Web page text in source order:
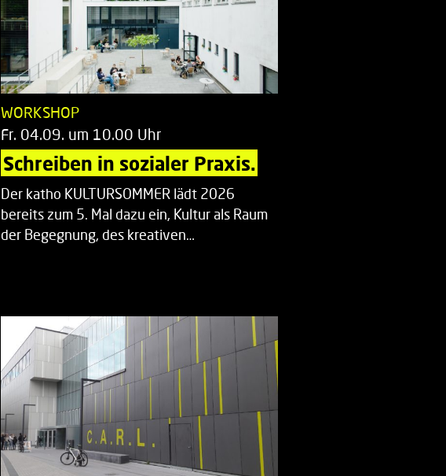
WORKSHOP
Fr. 04.09. um 10.00 Uhr
Schreiben in sozialer Praxis.
Der katho KULTURSOMMER lädt 2026
bereits zum 5. Mal dazu ein, Kultur als Raum
der Begegnung, des kreativen…